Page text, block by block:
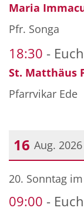
Maria
Pfr. Songa
18:30
St. Matthäus
Pfarrvikar Ede
16 Aug. 2026
Datum: 16.
20. Sonntag
09:00